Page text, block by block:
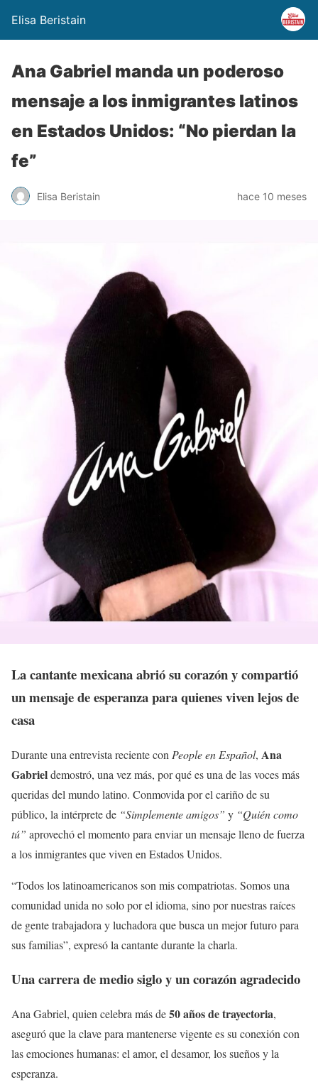
Elisa Beristain
Ana Gabriel manda un poderoso
mensaje a los inmigrantes latinos
en Estados Unidos: “No pierdan la
fe”
Elisa Beristain hace 10 meses
La cantante mexicana abrió su corazón y compartió
un mensaje de esperanza para quienes viven lejos de
casa
Durante una entrevista reciente con People en Español, Ana
Gabrieldemostró, una vez más, por qué es una de las voces más
queridas del mundo latino. Conmovida por el cariño de su
público, la intérprete de “Simplemente amigos” y “Quién como
tú” aprovechó el momento para enviar un mensaje lleno de fuerza
a los inmigrantes que viven en Estados Unidos.
“Todos los latinoamericanos son mis compatriotas. Somos una
comunidad unida no solo por el idioma, sino por nuestras raíces
de gente trabajadora y luchadora que busca un mejor futuro para
sus familias”, expresó la cantante durante la charla.
Una carrera de medio siglo y un corazón agradecido
Ana Gabriel, quien celebra más de50 años de trayectoria,
aseguró que la clave para mantenerse vigente es su conexión con
las emociones humanas: el amor, el desamor, los sueños y la
esperanza.